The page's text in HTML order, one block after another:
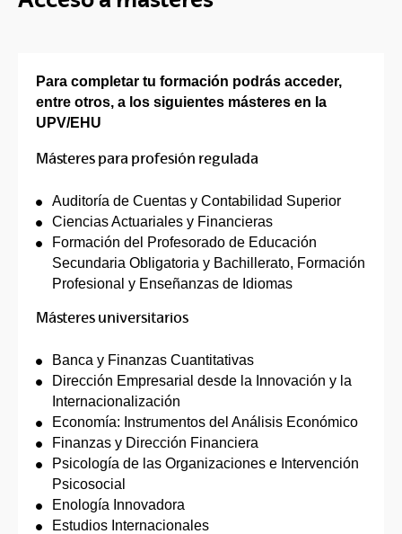
Para completar tu formación podrás acceder,
entre otros, a los siguientes másteres en la
UPV/EHU
Másteres para profesión regulada
Auditoría de Cuentas y Contabilidad Superior
Ciencias Actuariales y Financieras
Formación del Profesorado de Educación
Secundaria Obligatoria y Bachillerato, Formación
Profesional y Enseñanzas de Idiomas
Másteres universitarios
Banca y Finanzas Cuantitativas
Dirección Empresarial desde la Innovación y la
Internacionalización
Economía: Instrumentos del Análisis Económico
Finanzas y Dirección Financiera
Psicología de las Organizaciones e Intervención
Psicosocial
Enología Innovadora
Estudios Internacionales